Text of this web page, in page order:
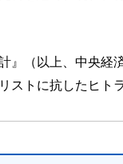
進化
（以上、中央経
ストに抗したヒト